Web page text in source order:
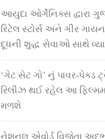
આયુદા ઓર્ગેનિક્સ દ્વારા
રિટેલ સ્ટોર્સ અને ગીર
દૂધની શુદ્ધ સેવાઓ સાથે
‘ગેટ સેટ ગો’ નું પાવર-પેક્ડ
રિલીઝ થઈ રહેલ આ
મળશે
નેશનલ એવોર્ડ વિજેતા